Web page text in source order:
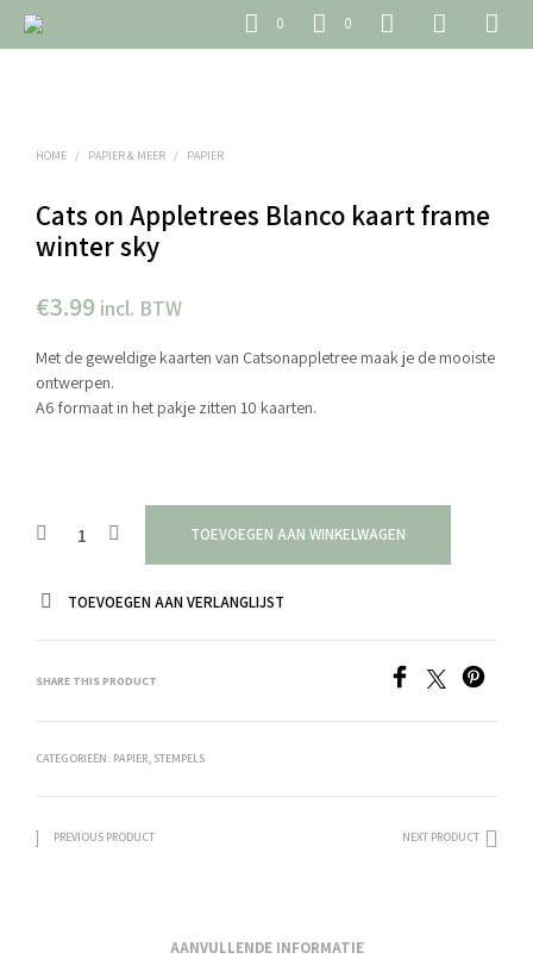
0 0
HOME / PAPIER & MEER / PAPIER
Cats on Appletrees Blanco kaart frame
winter sky
€3.99 incl. BTW
Met de geweldige kaarten van Catsonappletree maak je de mooiste
ontwerpen.
A6 formaat in het pakje zitten 10 kaarten.
TOEVOEGEN AAN WINKELWAGEN
TOEVOEGEN AAN VERLANGLIJST
SHARE THIS PRODUCT
CATEGORIEËN: PAPIER, STEMPELS
PREVIOUS PRODUCT NEXT PRODUCT
AANVULLENDE INFORMATIE